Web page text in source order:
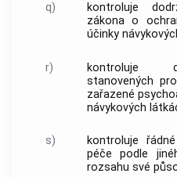
q)
kontroluje
zákona o
účinky
r)
kontroluje
stanovených
zařazené
návykových
s)
kontroluje
péče podle
rozsahu své